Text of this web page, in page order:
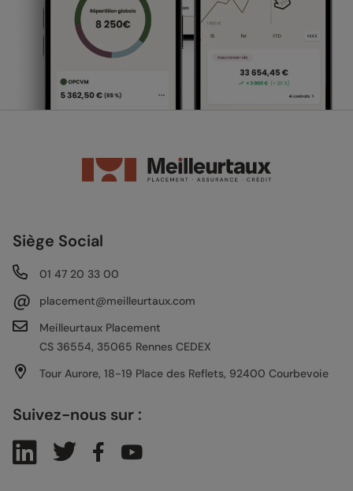
Siège Social
01 47 20 33 00
@
placement@meilleurtaux.com
Meilleurtaux Placement
CS 36554, 35065 Rennes CEDEX
Tour Aurore, 18-19 Place des Reflets, 92400 Courbevoie
Suivez-nous sur :